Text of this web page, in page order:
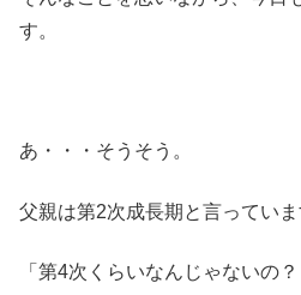
す。
あ・・・そうそう。
父親は第2次成長期と言ってい
「第4次くらいなんじゃないの？